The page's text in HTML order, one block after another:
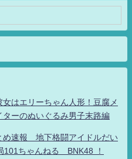
はエリーちゃん人形！豆腐メ
ーのぬいぐるみ男子末路編
速報 地下格闘アイドルだい
ちゃんねる BNK48 ！